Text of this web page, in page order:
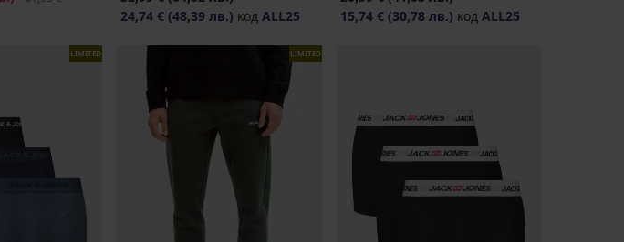
24,74 € (48,39 лв.) код ALL25
15,74 € (30,78 лв.) код ALL25
LIMITED LIMITED